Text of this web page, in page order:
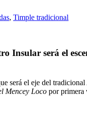
, Timple tradicional
será el
será el eje del
Mencey Loco por primera